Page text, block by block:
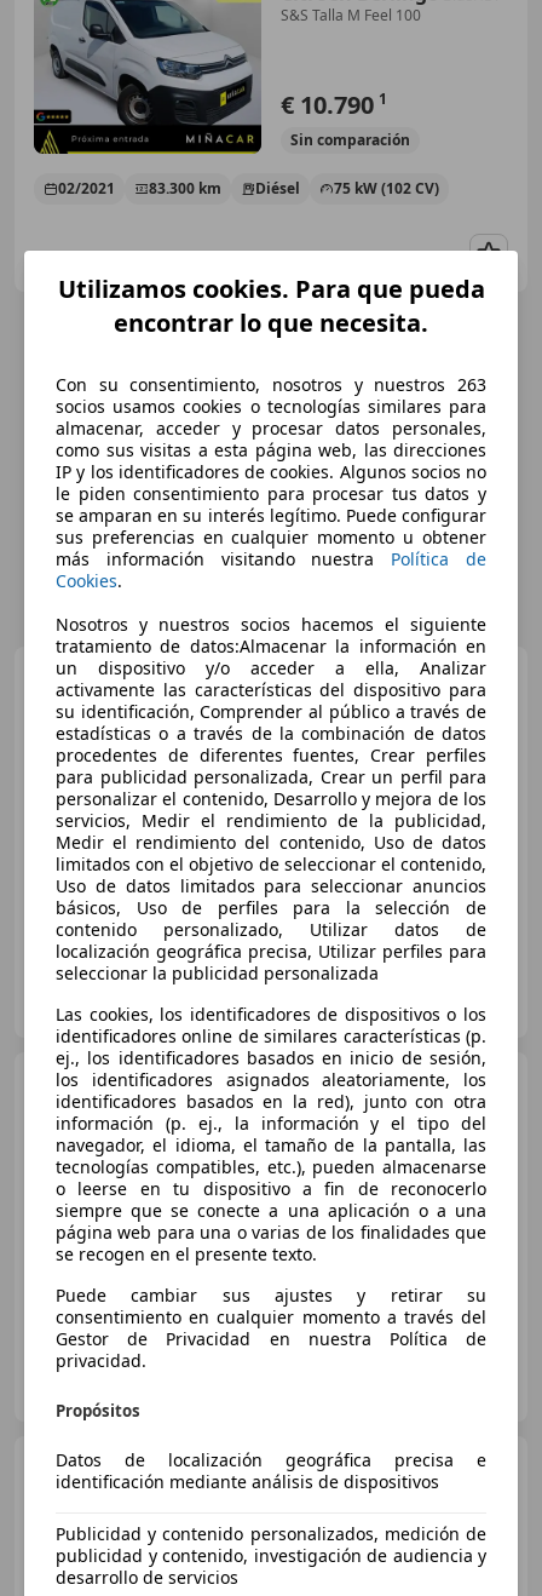
S&S Talla M Feel 100
€ 10.790 1
Sin comparación
02/2021 83.300 km Diésel 75 kW (102 CV)
Citroen BerlingoBlueHDi
S&S Talla M Live Pack 100
€ 14.990
Precio justo
07/2021 42.900 km Diésel 75 kW (102 CV)
DREAM CARS
ES-28982 PARLA
Citroen BerlingoPureTech
S&S Talla M Feel 110
€ 16.990 1
Preciojusto
03/2021 28.000 km Gasolina
SEGALÀS
Citroen Berlingo BlueHDi
S&S Talla M Shine 130
€ 16.522
Utilizamos cookies. Para que pueda
encontrar lo que necesita.
Con su consentimiento, nosotros y nuestros 263
socios usamos cookies o tecnologías similares para
almacenar, acceder y procesar datos personales,
como sus visitas a esta página web, las direcciones
IP y los identificadores de cookies. Algunos socios no
le piden consentimiento para procesar tus datos y
se amparan en su interés legítimo. Puede configurar
sus preferencias en cualquier momento u obtener
más información visitando nuestra Política de
Cookies.
Nosotros y nuestros socios hacemos el siguiente
tratamiento de datos:Almacenar la información en
un dispositivo y/o acceder a ella, Analizar
activamente las características del dispositivo para
su identificación, Comprender al público a través de
estadísticas o a través de la combinación de datos
procedentes de diferentes fuentes, Crear perfiles
para publicidad personalizada, Crear un perfil para
personalizar el contenido, Desarrollo y mejora de los
servicios, Medir el rendimiento de la publicidad,
Medir el rendimiento del contenido, Uso de datos
limitados con el objetivo de seleccionar el contenido,
Uso de datos limitados para seleccionar anuncios
básicos, Uso de perfiles para la selección de
contenido personalizado, Utilizar datos de
localización geográfica precisa, Utilizar perfiles para
seleccionar la publicidad personalizada
Las cookies, los identificadores de dispositivos o los
identificadores online de similares características (p.
ej., los identificadores basados en inicio de sesión,
los identificadores asignados aleatoriamente, los
identificadores basados en la red), junto con otra
información (p. ej., la información y el tipo del
navegador, el idioma, el tamaño de la pantalla, las
tecnologías compatibles, etc.), pueden almacenarse
o leerse en tu dispositivo a fin de reconocerlo
siempre que se conecte a una aplicación o a una
página web para una o varias de los finalidades que
se recogen en el presente texto.
Puede cambiar sus ajustes y retirar su
consentimiento en cualquier momento a través del
Gestor de Privacidad en nuestra Política de
privacidad.
Propósitos
Datos de localización geográfica precisa e
identificación mediante análisis de dispositivos
Publicidad y contenido personalizados, medición de
publicidad y contenido, investigación de audiencia y
desarrollo de servicios